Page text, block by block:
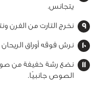
يتجانس.
نخرج التارت من الفرن
نرش فوقه أوراق الريحان
نضع رشة خفيفة من
الصوص جانبيًا.